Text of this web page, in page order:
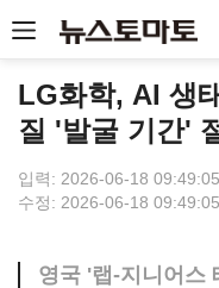
LG화학, AI 생
질 '발굴 기간'
입력: 2026-06-18 09:49:05
수정: 2026-06-18 09:49:05
영국 '랩-지니어스